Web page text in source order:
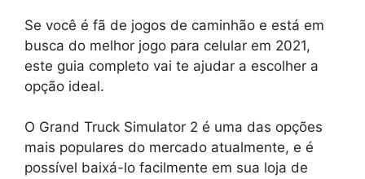
Se você é fã de jogos de caminhão e está em
busca do melhor jogo para celular em 2021,
este guia completo vai te ajudar a escolher a
opção ideal.
O Grand Truck Simulator 2 é uma das opções
mais populares do mercado atualmente, e é
possível baixá-lo facilmente em sua loja de